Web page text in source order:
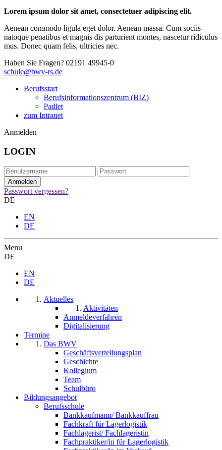
Lorem ipsum dolor sit amet, consectetuer adipiscing elit.
Aenean commodo ligula eget dolor. Aenean massa. Cum sociis
natoque penatibus et magnis dis parturient montes, nascetur ridiculus
mus. Donec quam felis, ultricies nec.
Haben Sie Fragen? 02191 49945-0
schule@bwv-rs.de
Berufsstart
Berufsinformationszentrum (BIZ)
Padlet
zum Intranet
Anmelden
LOGIN
Passwort vergessen?
DE
EN
DE
Menu
DE
EN
DE
Aktuelles
Aktivitäten
Anmeldeverfahren
Digitalisierung
Termine
Das BWV
Geschäftsverteilungsplan
Geschichte
Kollegium
Team
Schulbüro
Bildungsangebot
Berufsschule
Bankkaufmann/ Bankkauffrau
Fachkraft für Lagerlogistik
Fachlagerist/ Fachlageristin
Fachpraktiker/in für Lagerlogistik